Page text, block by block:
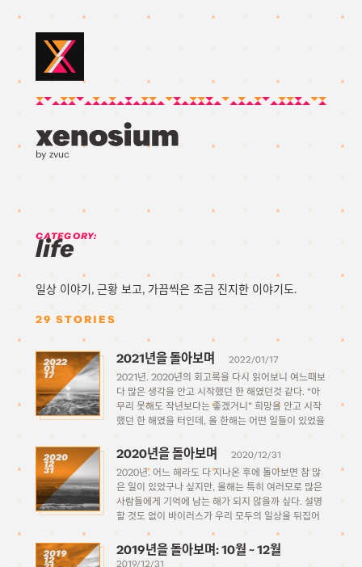
by zvuc
CATEGORY:
life
일상 이야기, 근황 보고, 가끔씩은 조금 진지한 이야기도.
29 STORIES
2022
01
17
2021년을 돌아보며
2022/01/17
2021년. 2020년의 회고록을 다시 읽어보니 여느때보
다 많은 생각을 안고 시작했던 한 해였던것 같다. “아
무리 못해도 작년보다는 좋겠거니” 희망을 안고 시작
했던 한 해였을 터인데, 올 한해는 어떤 일들이 있었을
까. 막상 떠올리려 해보면 별 일 없이 지나가버린 한
해 같으면서도… 기억을 되살려보니 많은 일들이 있었
2020
12
31
2020년을 돌아보며
2020/12/31
2020년. 어느 해라도 다 지나온 후에 돌아보면 참 많
은 일이 있었구나 싶지만, 올해는 특히 여러모로 많은
사람들에게 기억에 남는 해가 되지 않을까 싶다. 설명
할 것도 없이 바이러스가 우리 모두의 일상을 뒤집어
엎어 놓았다. 당연하게 누려왔던 것들이 당연하지 않
게 되었고, 멀쩡하던 것이 […]
2019
12
2019년을 돌아보며: 10월 ~ 12월
2019/12/31